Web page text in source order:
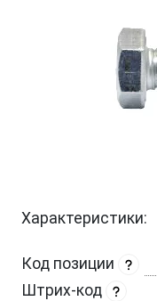
Характеристики:
Код позиции
Штрих-код